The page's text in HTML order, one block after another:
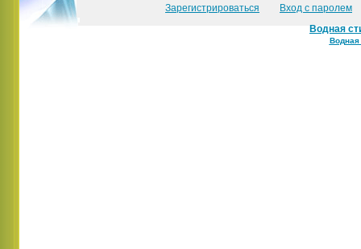
Зарегистрироваться
Вход с паролем
Водная
Водная